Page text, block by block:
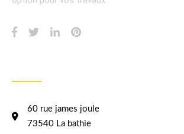
60 rue james joule
73540 La bathie